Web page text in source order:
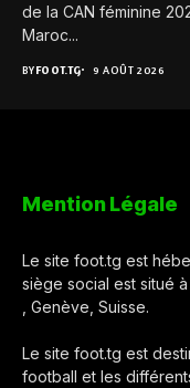
de la CAN féminine
Maroc...
BYFOOT.TG 9 AOÛT 2026
Mention Légale
Le site foot.tg est
siège social est situé
, Genève, Suisse.
Le site foot.tg est
football et les